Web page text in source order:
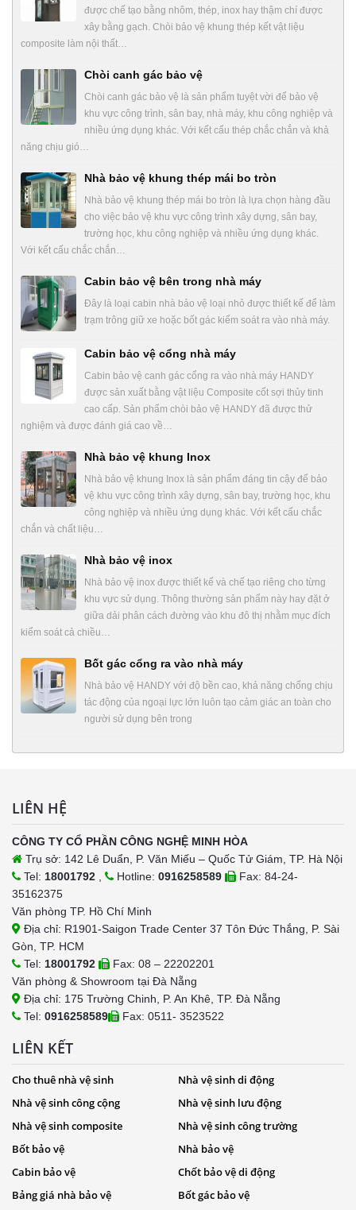
được chế tạo bằng nhôm, thép, inox hay thậm chí được
xây bằng gạch. Chòi bảo vệ khung thép kết vật liệu
composite làm nội thất…
Chòi canh gác bảo vệ
Chòi canh gác bảo vệ là sản phẩm tuyệt vời để bảo vệ
khu vực công trình, sân bay, nhà máy, khu công nghiệp và
nhiều ứng dụng khác. Với kết cấu thép chắc chắn và khả
năng chịu gió…
Nhà bảo vệ khung thép mái bo tròn
Nhà bảo vệ khung thép mái bo tròn là lựa chọn hàng đầu
cho việc bảo vệ khu vực công trình xây dựng, sân bay,
trường học, khu công nghiệp và nhiều ứng dụng khác.
Với kết cấu chắc chắn…
Cabin bảo vệ bên trong nhà máy
Đây là loại cabin nhà bảo vệ loại nhỏ được thiết kế để làm
trạm trông giữ xe hoặc bốt gác kiểm soát ra vào nhà máy.
Cabin bảo vệ cổng nhà máy
Cabin bảo vệ canh gác cổng ra vào nhà máy HANDY
được sản xuất bằng vật liệu Composite cốt sợi thủy tinh
cao cấp. Sản phẩm chòi bảo vệ HANDY đã được thử
nghiệm và được đánh giá cao về…
Nhà bảo vệ khung Inox
Nhà bảo vệ khung Inox là sản phẩm đáng tin cậy để bảo
vệ khu vực công trình xây dựng, sân bay, trường học, khu
công nghiệp và nhiều ứng dụng khác. Với kết cấu chắc
chắn và chất liệu…
Nhà bảo vệ inox
Nhà bảo vệ inox được thiết kế và chế tạo riêng cho từng
khu vực sử dụng. Thông thường sản phẩm này hay đặt ở
giữa dải phân cách đường vào khu đô thị nhằm mục đích
kiểm soát cả chiều…
Bốt gác cổng ra vào nhà máy
Nhà bảo vệ HANDY với độ bền cao, khả năng chống chịu
tác động của ngoại lực lớn luôn tạo cảm giác an toàn cho
người sử dụng bên trong
LIÊN HỆ
CÔNG TY CỔ PHẦN CÔNG NGHỆ MINH HÒA
Trụ sở: 142 Lê Duẩn, P. Văn Miếu – Quốc Tử Giám, TP. Hà Nội
Tel: 18001792 Hotline: 0916258589
Fax: 84-24-
35162375
Văn phòng TP. Hồ Chí Minh
Địa chỉ: R1901-Saigon Trade Center 37 Tôn Đức Thắng, P. Sài
Gòn, TP. HCM
Tel: 18001792
Fax: 08 – 22202201
Văn phòng & Showroom tại Đà Nẵng
Địa chỉ: 175 Trường Chinh, P. An Khê, TP. Đà Nẵng
Tel: 0916258589 Fax: 0511- 3523522
LIÊN KẾT
Cho thuê nhà vệ sinh
Nhà vệ sinh di động
Nhà vệ sinh công cộng
Nhà vệ sinh lưu động
Nhà vệ sinh composite
Nhà vệ sinh công trường
Bốt bảo vệ
Nhà bảo vệ
Cabin bảo vệ
Chốt bảo vệ di động
Bảng giá nhà bảo vệ
Bốt gác bảo vệ